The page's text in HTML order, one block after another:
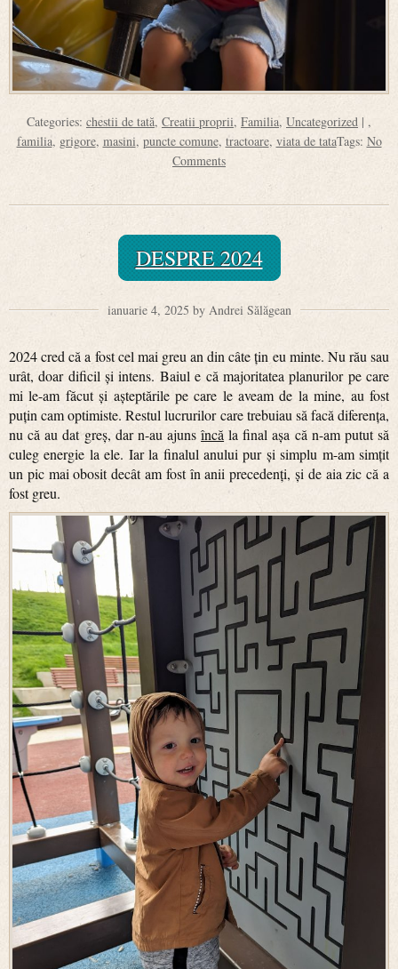
Categories: chestii de tată, Creatii proprii, Familia, Uncategorized | ,
familia, grigore, masini, puncte comune, tractoare, viata de tataTags: No
Comments
DESPRE 2024
ianuarie 4, 2025 by Andrei Sălăgean
2024 cred că a fost cel mai greu an din câte țin eu minte. Nu rău sau
urât, doar dificil și intens. Baiul e că majoritatea planurilor pe care
mi le-am făcut și așteptările pe care le aveam de la mine, au fost
puțin cam optimiste. Restul lucrurilor care trebuiau să facă diferența,
nu că au dat greș, dar n-au ajunsîncă la final așa că n-am putut să
culeg energie la ele. Iar la finalul anului pur și simplu m-am simțit
un pic mai obosit decât am fost în anii precedenți, și de aia zic că a
fost greu.